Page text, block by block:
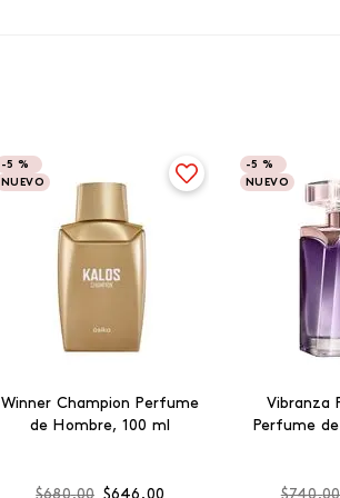
-5 %
NUEVO
Winner Champion Perfume
de Hombre, 100 ml
-5 %
NUEVO
Vibranza
Perfume